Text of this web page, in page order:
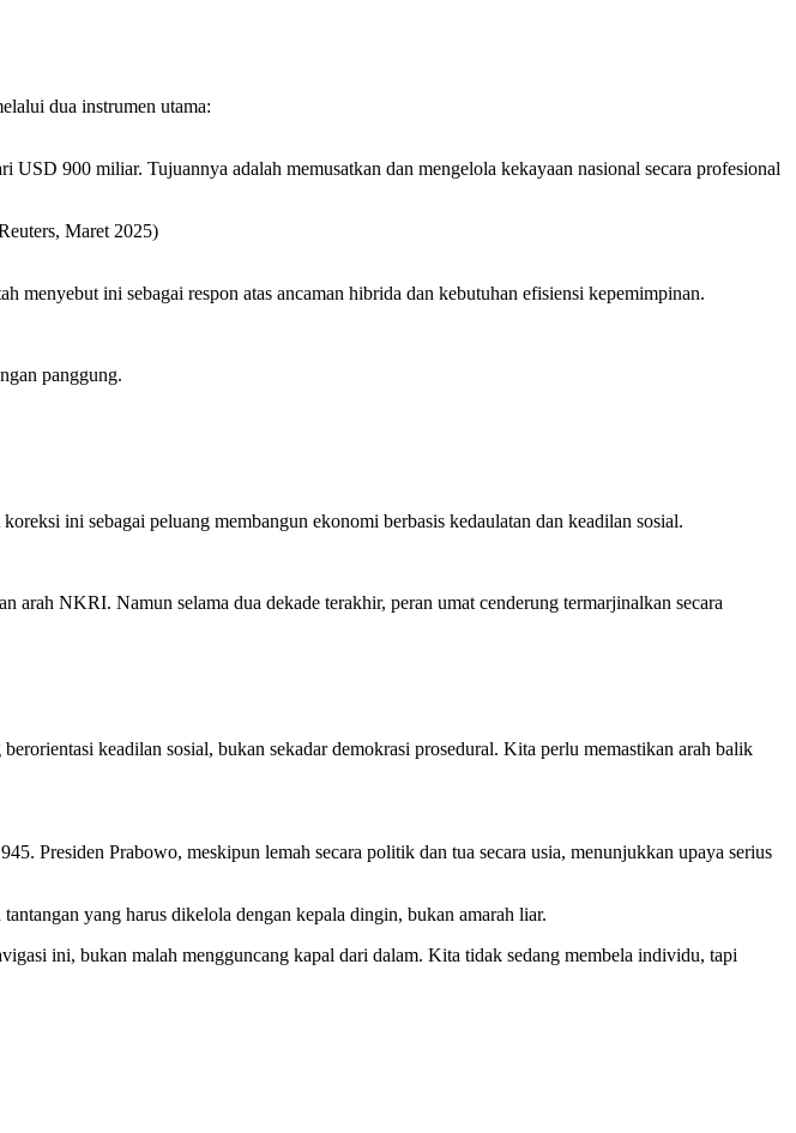
dua instrumen utama:
900 miliar. Tujuannya adalah memusatkan dan mengelola kekayaan nasional secara profesional
Maret 2025)
ini sebagai respon atas ancaman hibrida dan kebutuhan efisiensi kepemimpinan.
panggung.
ini sebagai peluang membangun ekonomi berbasis kedaulatan dan keadilan sosial.
NKRI. Namun selama dua dekade terakhir, peran umat cenderung termarjinalkan secara
keadilan sosial, bukan sekadar demokrasi prosedural. Kita perlu memastikan arah balik
Presiden Prabowo, meskipun lemah secara politik dan tua secara usia, menunjukkan upaya serius
yang harus dikelola dengan kepala dingin, bukan amarah liar.
ini, bukan malah mengguncang kapal dari dalam. Kita tidak sedang membela individu, tapi